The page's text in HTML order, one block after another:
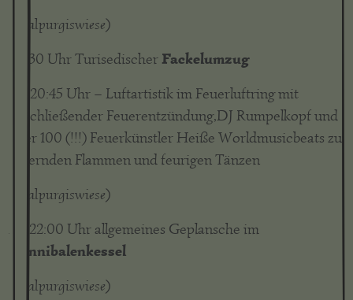
(Walpurgiswiese)
20:30 Uhr Turisedischer Fackelumzug
ca. 20:45 Uhr – Luftartistik im Feuerluftring mit
anschließender Feuerentzündung,DJ Rumpelkopf und
über 100 (!!!) Feuerkünstler Heiße Worldmusicbeats zu
lodernden Flammen und feurigen Tänzen
(Walpurgiswiese)
Ab 22:00 Uhr allgemeines Geplansche im
Kannibalenkessel
(Walpurgiswiese)